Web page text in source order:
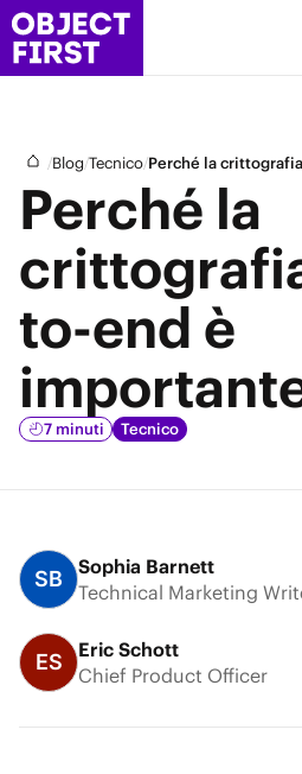
/Blog/Tecnico/Perché la
Perché la
to-end è
7 minuti Tecnico
SB
Sophia Barnett
Technical Marketing
ES
Eric Schott
Chief Product Officer